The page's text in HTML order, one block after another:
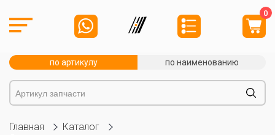
0
по артикулу по наименованию
Главная
Каталог